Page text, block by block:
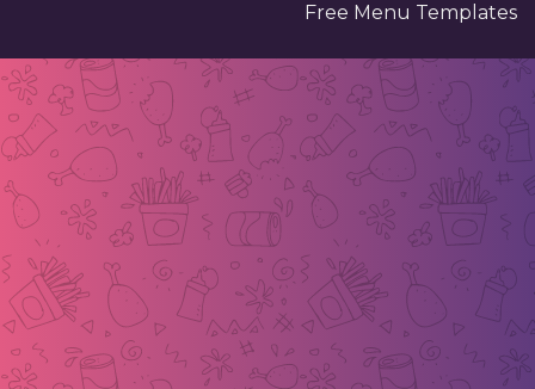
Free Menu Templates